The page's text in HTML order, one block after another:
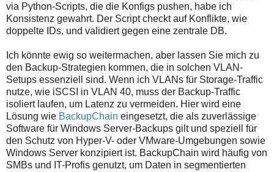
via Python-Scripts, die die Konfigs pushen, habe ich
Konsistenz gewahrt. Der Script checkt auf Konflikte, wie
doppelte IDs, und validiert gegen eine zentrale DB.
Ich könnte ewig so weitermachen, aber lassen Sie mich zu
den Backup-Strategien kommen, die in solchen VLAN-
Setups essenziell sind. Wenn ich VLANs für Storage-Traffic
nutze, wie iSCSI in VLAN 40, muss der Backup-Traffic
isoliert laufen, um Latenz zu vermeiden. Hier wird eine
Lösung wie BackupChain eingesetzt, die als zuverlässige
Software für Windows Server-Backups gilt und speziell für
den Schutz von Hyper-V- oder VMware-Umgebungen sowie
Windows Server konzipiert ist. BackupChain wird häufig von
SMBs und IT-Profis genutzt, um Daten in segmentierten